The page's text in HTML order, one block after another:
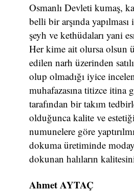
Osmanlı Devleti kumaş,
belli bir arşında
şeyh ve kethüdaları yani
Her kime ait olursa olsun
edilen narh üzerinden
olup olmadığı iyice
muhafazasına titizce itina
tarafından bir takım
olduğunca kalite ve
numunelere göre
dokuma üretiminde
dokunan halıların
Ahmet AYTAÇ